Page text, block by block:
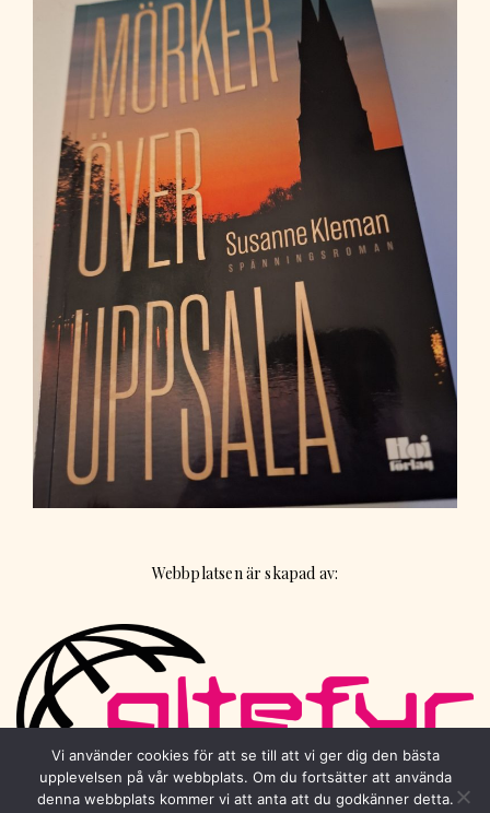
Webbplatsen är skapad av:
Vi använder cookies för att se till att vi ger dig den bästa
upplevelsen på vår webbplats. Om du fortsätter att använda
denna webbplats kommer vi att anta att du godkänner detta.